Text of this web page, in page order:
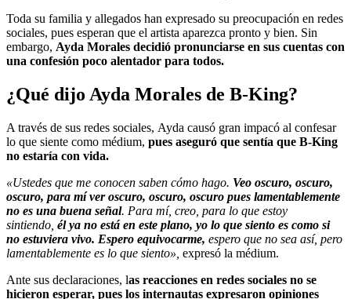
Toda su familia y allegados han expresado su preocupación en redes
sociales, pues esperan que el artista aparezca pronto y bien. Sin
embargo, Ayda Morales decidió pronunciarse en sus cuentas con
una confesión poco alentador para todos.
¿Qué dijo Ayda Morales de B-King?
A través de sus redes sociales, Ayda causó gran impacó al confesar
lo que siente como médium, pues aseguró que sentía que B-King
no estaría con vida.
«Ustedes que me conocen saben cómo hago. Veo oscuro, oscuro,
oscuro, para mí ver oscuro, oscuro, oscuro pues lamentablemente
no es una buena señal. Para mí, creo, para lo que estoy
sintiendo, él ya no está en este plano, yo lo que siento es como si
no estuviera vivo. Espero equivocarme, espero que no sea así, pero
lamentablemente es lo que siento», expresó la médium.
Ante sus declaraciones, las reacciones en redes sociales no se
hicieron esperar, pues los internautas expresaron opiniones